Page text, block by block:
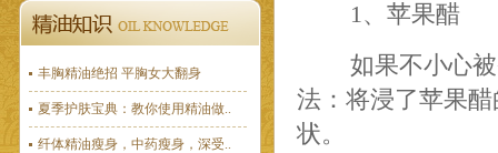
丰胸精油绝招 平胸女大翻身
夏季护肤宝典：教你使用精油做..
纤体精油瘦身，中药瘦身，深受..
1、苹果醋
如果不小心被
法：将浸了苹果
状。